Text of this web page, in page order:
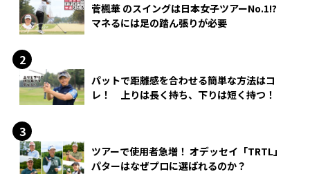
菅楓華 のスイングは日本女子ツアーNo.1!?
マネるには足の踏ん張りが必要
パットで距離感を合わせる簡単な方法はコ
レ！ 上りは長く持ち、下りは短く持つ！
ツアーで使用者急増！ オデッセイ「TRTL」
パターはなぜプロに選ばれるのか？